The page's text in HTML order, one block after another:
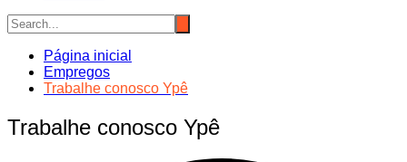
Página inicial
Empregos
Trabalhe conosco Ypê
Trabalhe conosco Ypê